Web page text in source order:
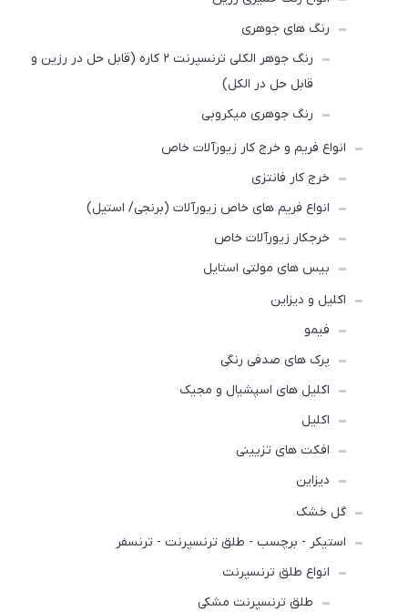
رنگ های جوهری
رنگ‌ جوهر الکلی ترنسپرنت ۲ کاره (قابل حل در رزین و
قابل حل در الکل)
رنگ‌ جوهری میکروبی
انواع فریم و خرج کار زیورآلات خاص
خرج کار فانتزی
انواع فریم های خاص زیورآلات (برنجی/ استیل)
خرجکار زیورآلات خاص
بیس های مولتی استایل
اکلیل و دیزاین
فیمو
پرک های صدفی رنگی
اکلیل های اسپشیال و مجیک
اکلیل
افکت های تزیینی
دیزاین
گل خشک
استیکر - برچسب - طلق ترنسپرنت - ترنسفر
انواع طلق ترنسپرنت
طلق ترنسپرنت مشکی